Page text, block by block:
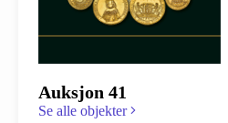
Auksjon 41
Se alle objekter